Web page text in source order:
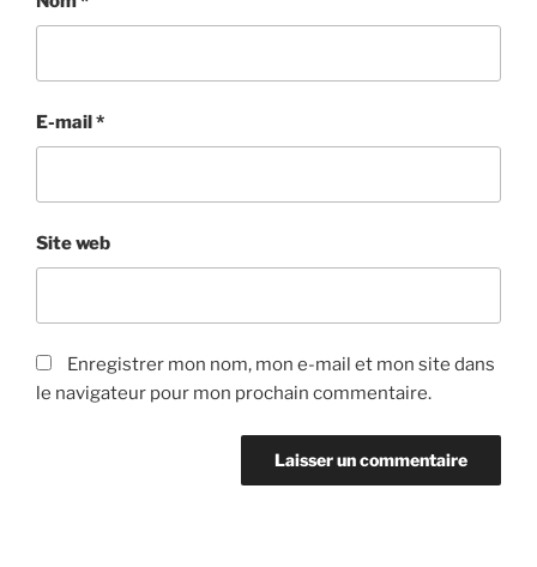
E-mail *
Site web
Enregistrer mon nom, mon e-mail et mon site dans
le navigateur pour mon prochain commentaire.